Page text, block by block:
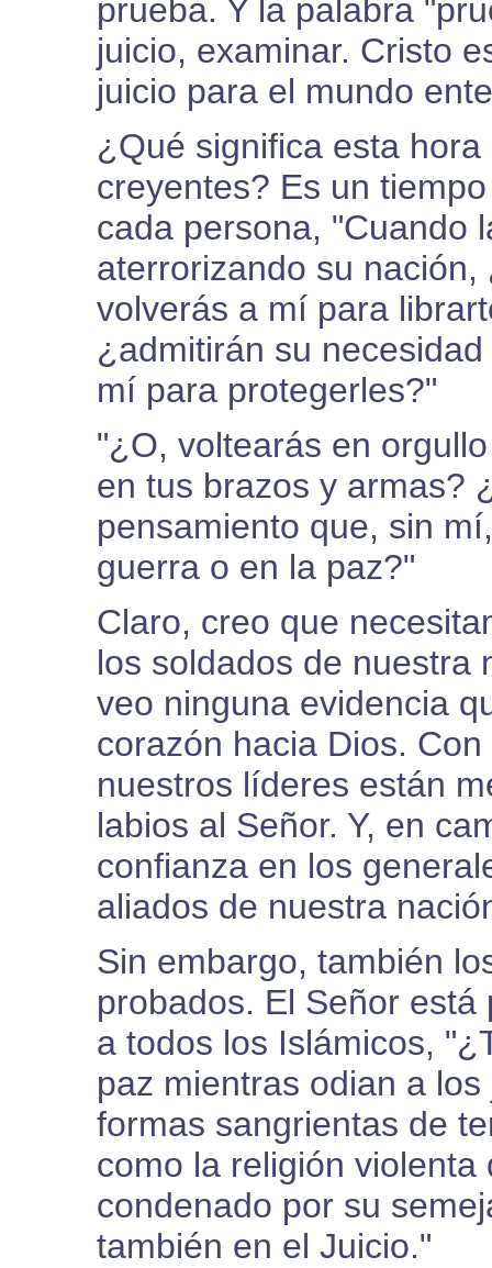
prueba. Y la palabra
juicio, examinar. Cristo
juicio para el mundo
¿Qué significa esta
creyentes? Es un
cada persona, "Cuando
aterrorizando su
volverás a mí para
¿admitirán su
mí para protegerles?"
"¿O, voltearás en
en tus brazos y armas?
pensamiento que, sin
guerra o en la paz?"
Claro, creo que
los soldados de nuestra
veo ninguna evidencia
corazón hacia Dios.
nuestros líderes están
labios al Señor. Y, en
confianza en los
aliados de nuestra
Sin embargo, también
probados. El Señor
a todos los Islámicos,
paz mientras odian a
formas sangrientas de
como la religión
condenado por su
también en el Juicio."